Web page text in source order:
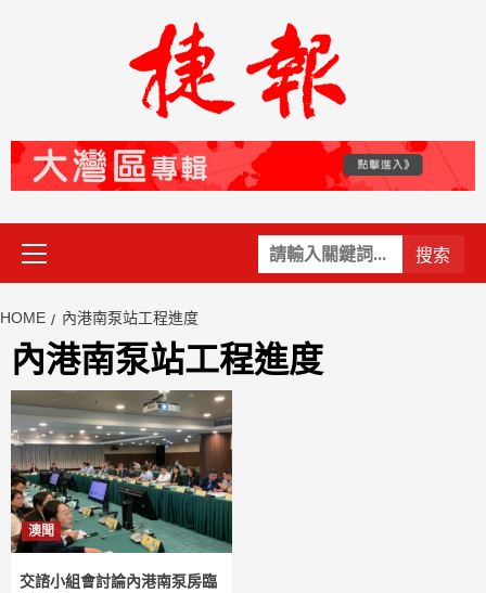
關
鍵
Primary
Menu
HOME 內港南泵站工程進度
內港南泵站工程進度
澳聞
交諮小組會討論內港南泵房臨